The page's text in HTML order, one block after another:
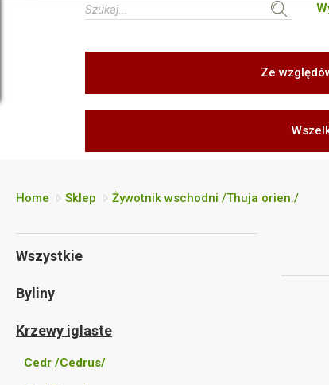
Ze
Home Sklep Żywotnik wschodni /Thuja orien./
Wszystkie
Byliny
Krzewy iglaste
Cedr /Cedrus/